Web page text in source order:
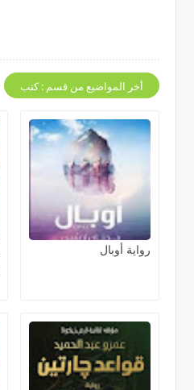
أخر المواضيع من قسم : كتب
رواية أوبال